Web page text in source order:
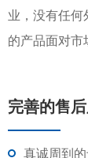
业，没有任何
的产品面对市
完善的售
真诚周到